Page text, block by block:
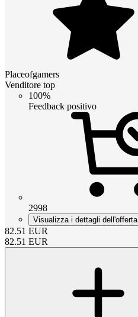
Placeofgamers
Venditore top
100%
Feedback positivo
2998
Visualizza i dettagli dell'offerta
82.51 EUR
82.51 EUR